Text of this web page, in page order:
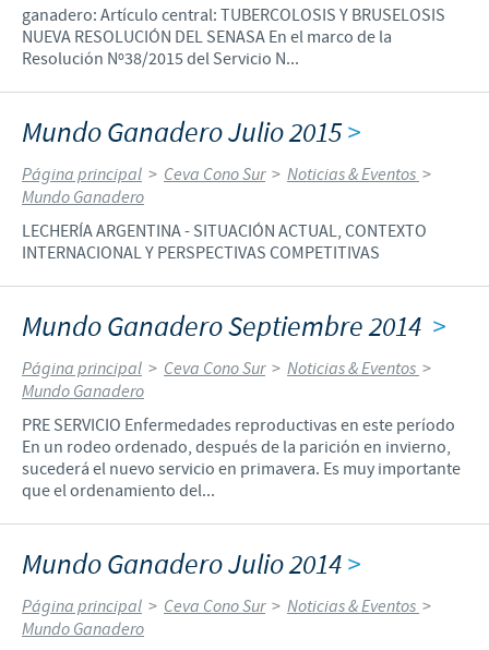
ganadero: Artículo central: TUBERCOLOSIS Y BRUSELOSIS
NUEVA RESOLUCIÓN DEL SENASA En el marco de la
Resolución Nº38/2015 del Servicio N...
Mundo Ganadero Julio 2015>
Página principal > Ceva Cono Sur > Noticias & Eventos >
Mundo Ganadero
LECHERÍA ARGENTINA - SITUACIÓN ACTUAL, CONTEXTO
INTERNACIONAL Y PERSPECTIVAS COMPETITIVAS
Mundo Ganadero Septiembre 2014 >
Página principal > Ceva Cono Sur > Noticias & Eventos >
Mundo Ganadero
PRE SERVICIO Enfermedades reproductivas en este período
En un rodeo ordenado, después de la parición en invierno,
sucederá el nuevo servicio en primavera. Es muy importante
que el ordenamiento del...
Mundo Ganadero Julio 2014>
Página principal > Ceva Cono Sur > Noticias & Eventos >
Mundo Ganadero